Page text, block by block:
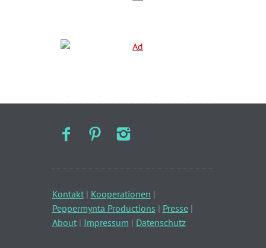
Kontakt| Kooperationen |
Peppermynta Productions | Presse|
About| Impressum | Datenschutz